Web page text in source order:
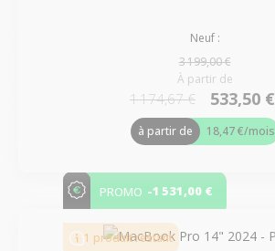
Neuf :
3 199,00 €
À partir de
1 174,67 € 533,50 €
à partir de 18,47 €/mois
PROMO -1 531,00 €
1 produit restant